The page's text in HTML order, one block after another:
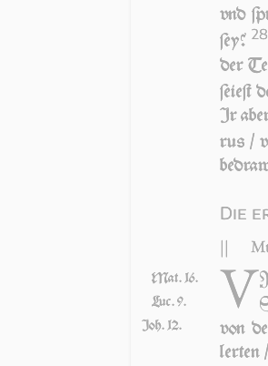
vnd
ſey? 28
der
ſei­eſt
Ir
rus /
Die
||
Mat. 16.
Luc. 9.
Joh. 12.
V
von
ler­ten